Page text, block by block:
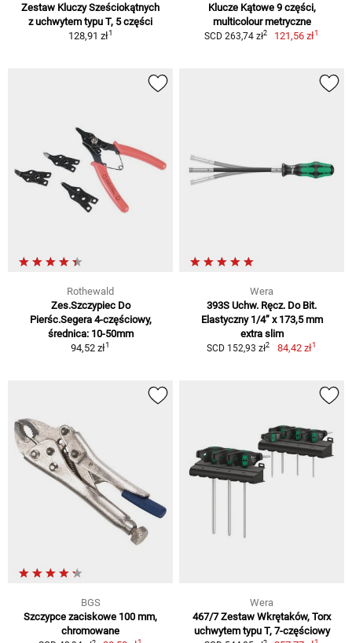
Zestaw Kluczy Sześciokątnych
z uchwytem typu T, 5 części
128,91 zł1
Klucze Kątowe 9 części,
multicolour metryczne
SCD 263,74 zł2 121,56 zł1
Rothewald
Zes.Szczypiec Do
Pierśc.Segera 4-częściowy,
średnica: 10-50mm
94,52 zł1
Wera
393S Uchw. Ręcz. Do Bit.
Elastyczny 1/4” x 173,5 mm
extra slim
SCD 152,93 zł2 84,42 zł1
BGS
Szczypce zaciskowe 100 mm,
chromowane
Wera
467/7 Zestaw Wkrętaków, Torx
uchwytem typu T, 7-częściowy